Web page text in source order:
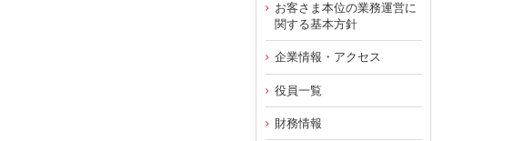
お客さま本位の業務運営に
関する基本方針
企業情報・アクセス
役員一覧
財務情報